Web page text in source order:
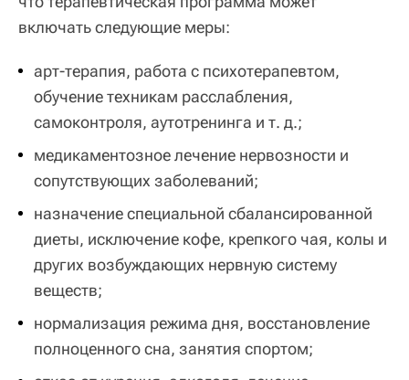
включать следующие меры:
арт-терапия, работа с психотерапевтом,
обучение техникам расслабления,
самоконтроля, аутотренинга и т. д.;
медикаментозное лечение нервозности и
сопутствующих заболеваний;
назначение специальной сбалансированной
диеты, исключение кофе, крепкого чая, колы и
других возбуждающих нервную систему
веществ;
нормализация режима дня, восстановление
полноценного сна, занятия спортом;